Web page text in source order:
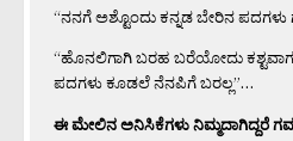
“ನನಗೆ ಅಶ್ಟೊಂದು ಕನ್ನಡ ಬೇರಿನ ಪದಗಳು
“ಹೊನಲಿಗಾಗಿ ಬರಹ ಬರೆಯೋದು
ಪದಗಳು ಕೂಡಲೆ ನೆನಪಿಗೆ ಬರಲ್ಲ”…
ಈ ಮೇಲಿನ ಅನಿಸಿಕೆಗಳು ನಿಮ್ಮದಾಗಿದ್ದರೆ